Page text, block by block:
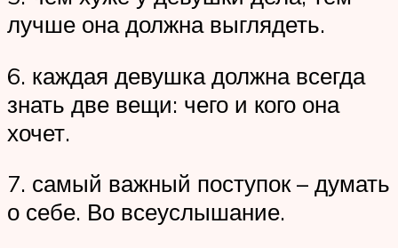
лучше она должна выглядеть.
6. каждая девушка должна всегда
знать две вещи: чего и кого она
хочет.
7. самый важный поступок – думать
о себе. Во всеуслышание.